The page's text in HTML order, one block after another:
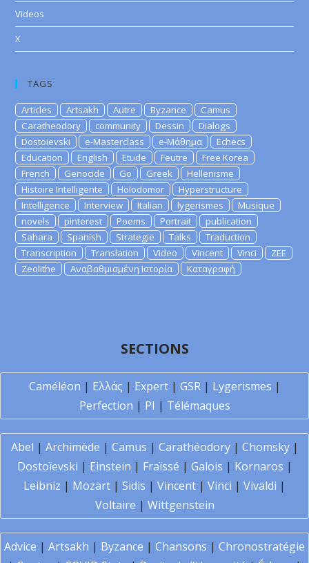
Videos
X
TAGS
Articles Artsakh Autre Byzance
Camus
Caratheodory
community Dessin
Dialogs
Dostoievski
e-Masterclass e-Μάθημα
Echecs
Education
English Etude Feutre
Free Korea
French
Genocide Go Greek
Hellenisme
Histoire Intelligente
Holodomor
Hyperstructure
Intelligence
Interview Italian lygerismes
Musique
novels
pinterest Poems Portrait
publication
Sahara
Spanish Strategie Talks
Traduction
Transcription
Translation Video Vincent Vinci
ZEE
Zeolithe
Αναβαθμισμένη Ιστορία Καταγραφή
SECTIONS
Caméléon | Ελλάς | Expert| GSR| Lygerismes |
Perfection | PI | Télémaques
Abel | Archimède | Camus | Carathéodory| Chomsky|
Dostoïevski | Einstein | Fraïssé | Galois | Kornaros |
Leibniz | Mozart | Sidis | Vincent | Vinci | Vivaldi |
Voltaire | Wittgenstein
Advice | Artsakh | Byzance | Chansons | Chronostratégie